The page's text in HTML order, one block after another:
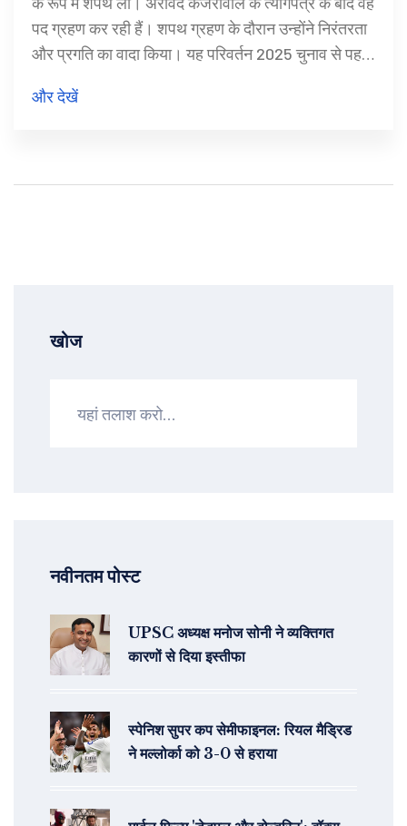
पद ग्रहण कर रही हैं। शपथ ग्रहण के दौरान उन्होंने निरंतरता
और प्रगति का वादा किया। यह परिवर्तन 2025 चुनाव से पहले
और देखें
खोज
नवीनतम पोस्ट
UPSC अध्यक्ष मनोज सोनी ने व्यक्तिगत
कारणों से दिया इस्तीफा
स्पेनिश सुपर कप सेमीफाइनल: रियल मैड्रिड
ने मल्लोर्का को 3-0 से हराया